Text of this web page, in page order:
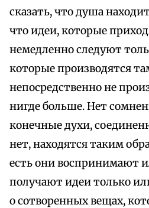
сказать, что душа
что идеи, которые
немедленно следуют
которые производятся
непосредственно не
нигде больше. Нет
конечные духи,
нет, находятся таким
есть они воспринимают
получают идеи только
о сотворенных вещах,